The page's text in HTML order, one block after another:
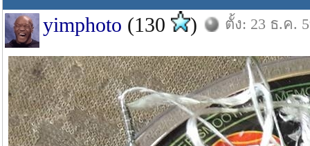
yimphoto (130 ) ตั้ง: 23 ธ.ค.